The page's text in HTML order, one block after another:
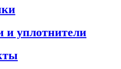
и уплотнители